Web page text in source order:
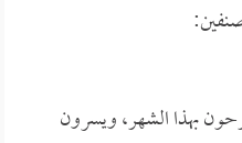
بهذا الشهر، ويسرون